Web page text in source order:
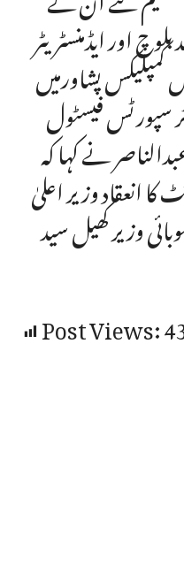
اور ایڈمنسٹریٹر
پشاورمیں
سپورٹس فیسٹول
نے کہا کہ
انعقاد وزیر اعلیٰ
وزیر کھیل سید
Post Views: